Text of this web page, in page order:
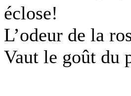
éclose!
L’odeur de la
Vaut le goût du